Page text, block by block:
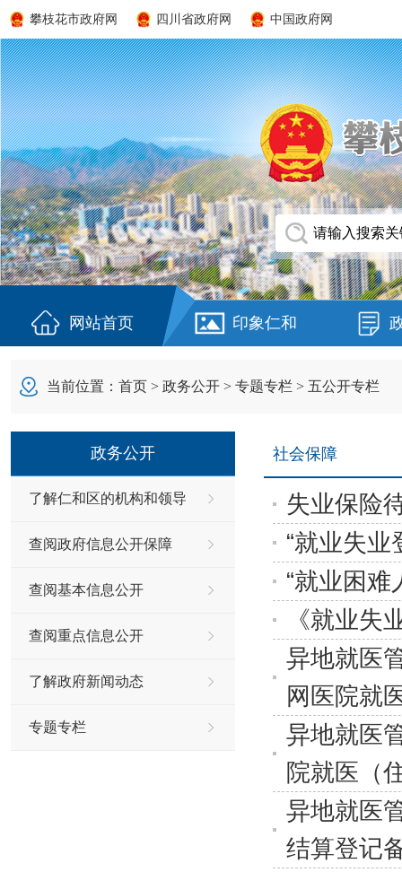
攀枝花市政府网 四川省政府网 中国政府网
网站首页 印象仁和
当前位置： 首页 > 政务公开 > 专题专栏 > 五公开专栏
政务公开
了解仁和区的机构和领导
查阅政府信息公开保障
查阅基本信息公开
查阅重点信息公开
了解政府新闻动态
专题专栏
社会保障
失业保险
“就业失业
“就业困难
《就业失
异地就医
网医院就
异地就医
院就医（
异地就医
结算登记